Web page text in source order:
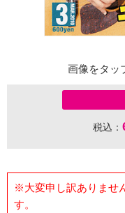
画像をタッ
税込：
※大変申し訳ありませ
す。